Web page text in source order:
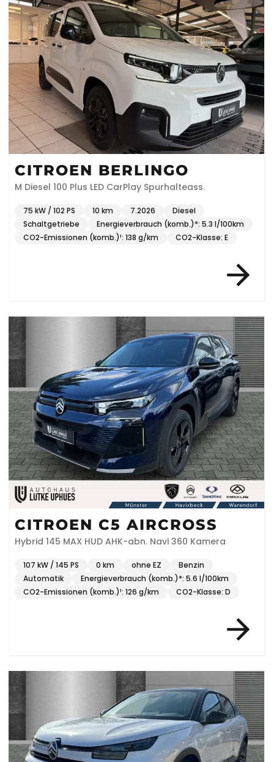
CITROEN BERLINGO
M Diesel 100 Plus LED CarPlay Spurhalteass.
75 kW / 102 PS 10 km 7.2026
Diesel
Schaltgetriebe
Energieverbrauch (komb.)*: 5.3 l/100km
CO2-Emissionen (komb.)¹: 138 g/km
CO2-Klasse: E
CITROEN C5 AIRCROSS
Hybrid 145 MAX HUD AHK-abn. Navi 360 Kamera
107 kW / 145 PS 0 km ohne EZ
Benzin
Automatik
Energieverbrauch (komb.)*: 5.6 l/100km
CO2-Emissionen (komb.)¹: 126 g/km
CO2-Klasse: D